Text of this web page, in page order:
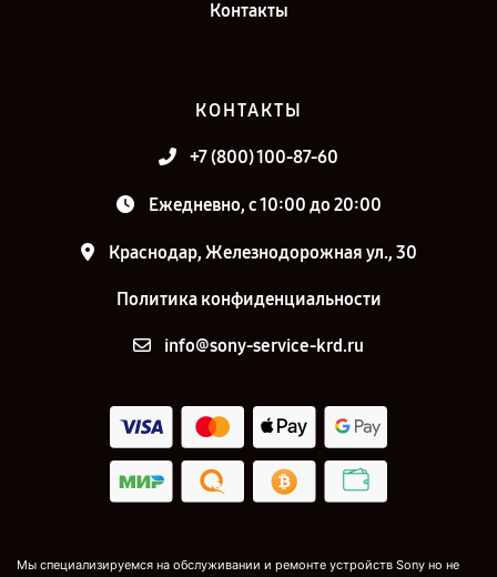
Контакты
КОНТАКТЫ
+7 (800) 100-87-60
Ежедневно, с 10:00 до 20:00
Краснодар, Железнодорожная ул., 30
Политика конфиденциальности
info@sony-service-krd.ru
Мы специализируемся на обслуживании и ремонте устройств Sony но не